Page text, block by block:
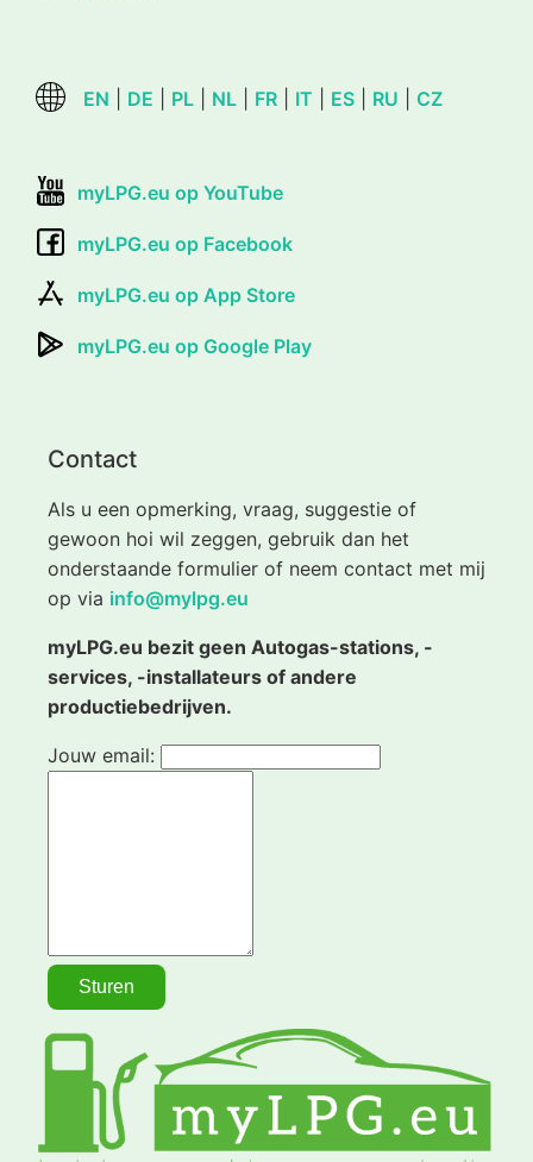
EN DE PL NL FR IT ES RU CZ
myLPG.eu op YouTube
myLPG.eu op Facebook
myLPG.eu op App Store
myLPG.eu op Google Play
Contact
Als u een opmerking, vraag, suggestie of
gewoon hoi wil zeggen, gebruik dan het
onderstaande formulier of neem contact met mij
op via info@mylpg.eu
myLPG.eu bezit geen Autogas-stations, -
services, -installateurs of andere
productiebedrijven.
Jouw email: